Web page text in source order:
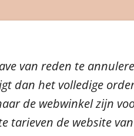
van reden te
dan het volledige
de webwinkel zijn
tarieven de website